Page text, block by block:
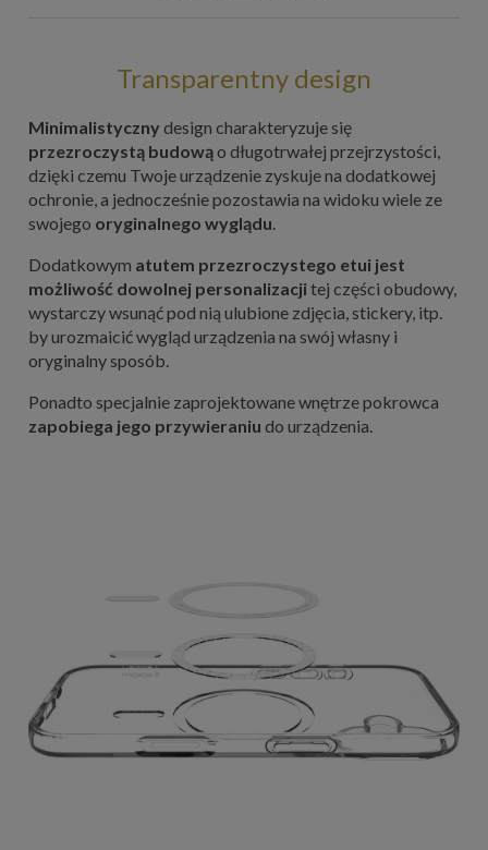
Transparentny design
Minimalistyczny design charakteryzuje się
przezroczystą budowąo długotrwałej przejrzystości,
dzięki czemu Twoje urządzenie zyskuje na dodatkowej
ochronie, a jednocześnie pozostawia na widoku wiele ze
swojego oryginalnego wyglądu
Dodatkowym atutem przezroczystego etui jest
możliwość dowolnej personalizacjitej części obudowy,
wystarczy wsunąć pod nią ulubione zdjęcia, stickery, itp.
by urozmaicić wygląd urządzenia na swój własny i
oryginalny sposób.
Ponadto specjalnie zaprojektowane wnętrze pokrowca
zapobiega jego przywieraniu do urządzenia.